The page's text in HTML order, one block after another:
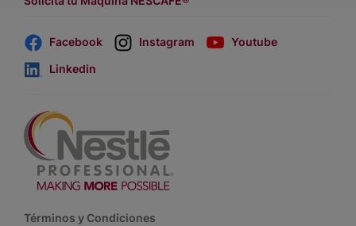
Facebook Instagram
Youtube
Linkedin
Footer
Términos y Condiciones